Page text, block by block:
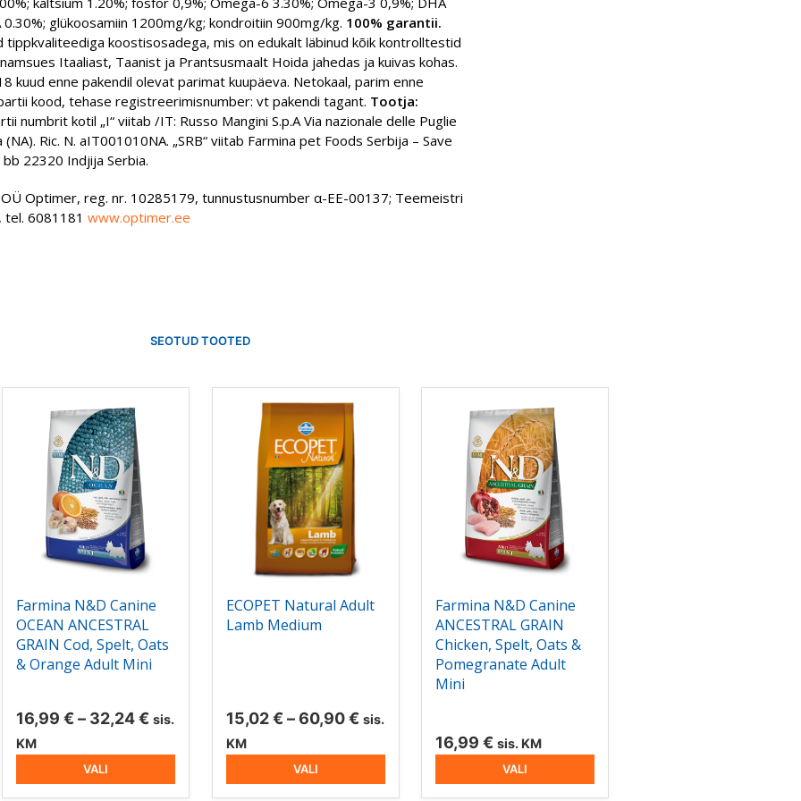
0.30%; glükoosamiin 1200mg/kg; kondroitiin 900mg/kg. 100% garantii.
tippkvaliteediga koostisosadega, mis on edukalt läbinud kõik kontrolltestid
Itaaliast, Taanist ja Prantsusmaalt Hoida jahedas ja kuivas kohas.
kuud enne pakendil olevat parimat kuupäeva. Netokaal, parim enne
kood, tehase registreerimisnumber: vt pakendi tagant. Tootja:
numbrit kotil „I“ viitab /IT: Russo Mangini S.p.A Via nazionale delle Puglie
Ric. N. aIT001010NA. „SRB“ viitab Farmina pet Foods Serbija – Save
bb 22320 Indjija Serbia.
OÜ Optimer, reg. nr. 10285179, tunnustusnumber α-EE-00137; Teemeistri
tel. 6081181 www.optimer.ee
SEOTUD TOOTED
Farmina N&D Canine
OCEAN ANCESTRAL
GRAIN Cod, Spelt, Oats
& Orange Adult Mini
16,99 € – 32,24€ Hinnavahemik:
32,24 €
sis.
KM
VALI
tootel
varianti.
Valikuid
tootelehel.
ECOPET Natural Adult
Lamb Medium
15,02€ – 60,90€Hinnavahemik:
60,90 €
sis.
KM
VALI
tootel
varianti.
Valikuid
tootelehel.
Farmina N&D Canine
ANCESTRAL GRAIN
Chicken, Spelt, Oats &
Pomegranate Adult
Mini
16,99 € sis. KM
VALI
tootel
varianti.
Valikuid
tootelehel.